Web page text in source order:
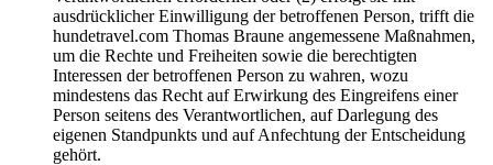
ausdrücklicher Einwilligung der betroffenen Person, trifft die
hundetravel.com Thomas Braune angemessene Maßnahmen,
um die Rechte und Freiheiten sowie die berechtigten
Interessen der betroffenen Person zu wahren, wozu
mindestens das Recht auf Erwirkung des Eingreifens einer
Person seitens des Verantwortlichen, auf Darlegung des
eigenen Standpunkts und auf Anfechtung der Entscheidung
gehört.